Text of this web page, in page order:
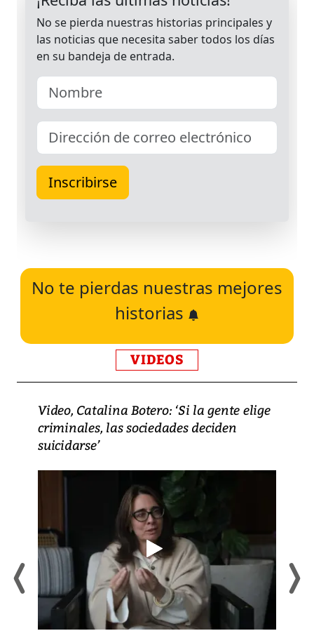
No te pierdas nuestras mejores
historias
VIDEOS
Video, Catalina Botero: ‘Si la gente elige
criminales, las sociedades deciden
suicidarse’